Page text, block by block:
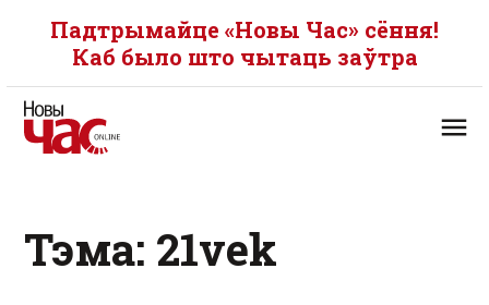
Падтрымайце «Новы Час» сёння!
Каб было што чытаць заўтра
Тэма: 21vek